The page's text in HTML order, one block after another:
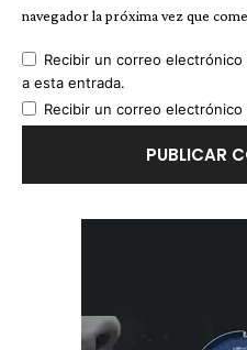
navegador la próxima vez que
Recibir un correo
a esta entrada.
Recibir un correo